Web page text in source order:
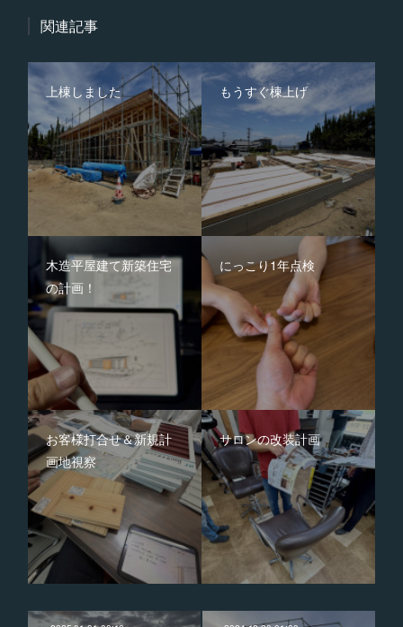
関連記事
上棟しました もうすぐ棟上げ
木造平屋建て新築住宅
の計画！
にっこり1年点検
お客様打合せ＆新規計
画地視察
サロンの改装計画